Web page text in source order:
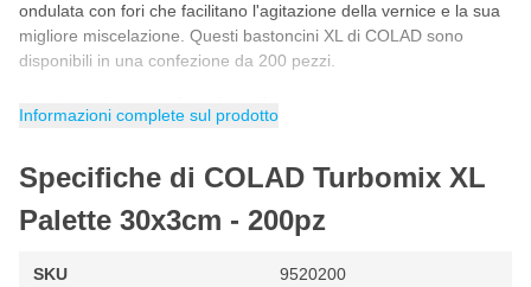
ondulata con fori che facilitano l'agitazione della vernice e la sua
migliore miscelazione. Questi bastoncini XL di COLAD sono
disponibili in una confezione da 200 pezzi.
Bastoncino professionale
bastoncini COLAD Turbomix XL sono utilizzati a livello
professionale per mescolare la lacca o la vernice. Grazie al
design unico, mescolare la vernice diventa facile e veloce.
Caratteristiche delle bacchette per mescolare COLAD
Informazioni complete sul prodotto
Specifiche di COLAD Turbomix XL
Palette 30x3cm - 200pz
SKU 9520200